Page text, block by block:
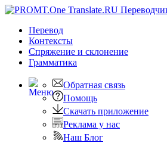
Перевод
Контексты
Спряжение и склонение
Грамматика
Обратная связь
Помощь
Скачать приложение
Реклама у нас
Наш Блог